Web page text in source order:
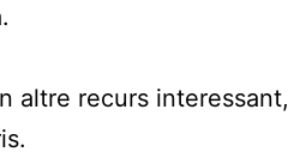
altre recurs interessant,